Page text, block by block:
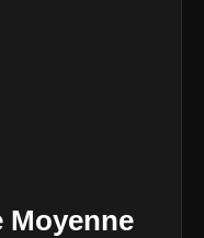
Moyenne